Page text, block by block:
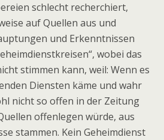
schlecht recherchiert,
auf Quellen aus und
und Erkenntnissen
wobei das
stimmen kann, weil: Wenn es
Diensten käme und wahr
nicht so offen in der Zeitung
offenlegen würde, aus
stammen. Kein Geheimdienst